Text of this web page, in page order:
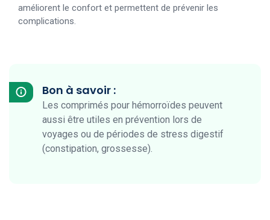
améliorent le confort et permettent de prévenir les
complications.
Bon à savoir :
Les comprimés pour hémorroïdes peuvent
aussi être utiles en prévention lors de
voyages ou de périodes de stress digestif
(constipation, grossesse).